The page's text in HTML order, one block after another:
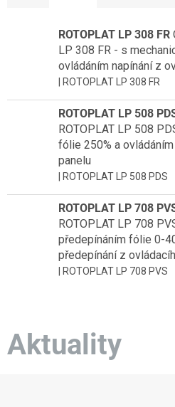
ROTOPLAT LP 308 FR
LP 308 FR - s
ovládáním napínání z
| ROTOPLAT LP 308 FR
ROTOPLAT LP 508
ROTOPLAT LP 508
fólie 250% a
panelu
| ROTOPLAT LP 508 PDS
ROTOPLAT LP 708
ROTOPLAT LP 708
předepínáním fólie 0-
předepínání z
| ROTOPLAT LP 708 PVS
Aktuality